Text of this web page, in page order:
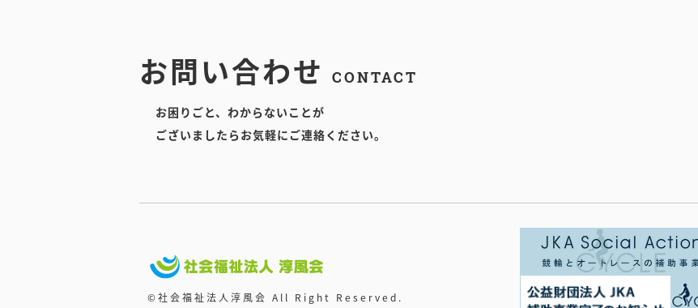
お問い合わせ CONTACT
お困りごと、わからないことが
ございましたらお気軽にご連絡ください。
©社会福祉法人淳風会 All Right Reserved.